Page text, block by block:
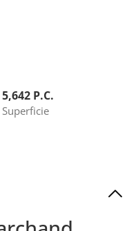
5,642 P.C.
Superficie